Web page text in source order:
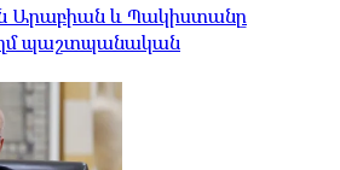
Արաբիան և Պակիստանը
պաշտպանական